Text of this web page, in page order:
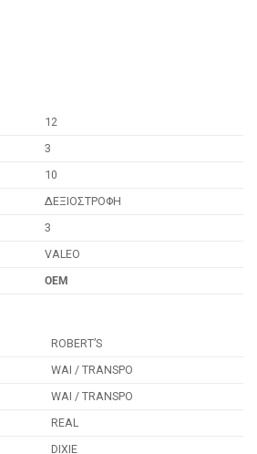
12
3
10
ΔΕΞΙΟΣΤΡΟΦΗ
3
VALEO
OEM
ROBERT’S
WAI / TRANSPO
WAI / TRANSPO
REAL
DIXIE